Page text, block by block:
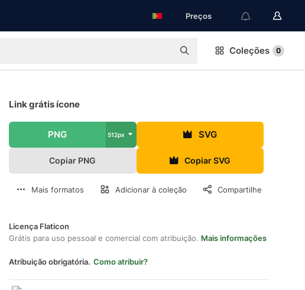
Preços
Coleções 0
Link grátis ícone
PNG 512px SVG
Copiar PNG Copiar SVG
Mais formatos Adicionar à coleção Compartilhe
Licença Flaticon
Grátis para uso pessoal e comercial com atribuição. Mais informações
Atribuição obrigatória. Como atribuir?